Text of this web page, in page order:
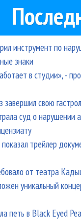
инструмент по
знаки
в студии», -
завершил свою
суд о нарушении
трейлер
от театра
уникальный
петь в Black Eyed